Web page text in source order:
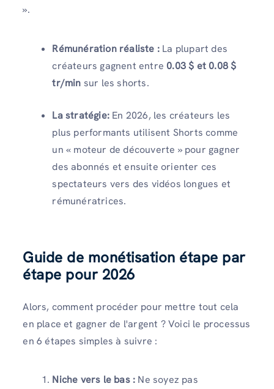
».
Rémunération réaliste : La plupart des
créateurs gagnent entre 0.03 $ et 0.08 $
tr/min sur les shorts.
La stratégie: En 2026, les créateurs les
plus performants utilisent Shorts comme
un « moteur de découverte » pour gagner
des abonnés et ensuite orienter ces
spectateurs vers des vidéos longues et
rémunératrices.
Guide de monétisation étape par
étape pour 2026
Alors, comment procéder pour mettre tout cela
en place et gagner de l'argent ? Voici le processus
en 6 étapes simples à suivre :
Niche vers le bas : Ne soyez pas